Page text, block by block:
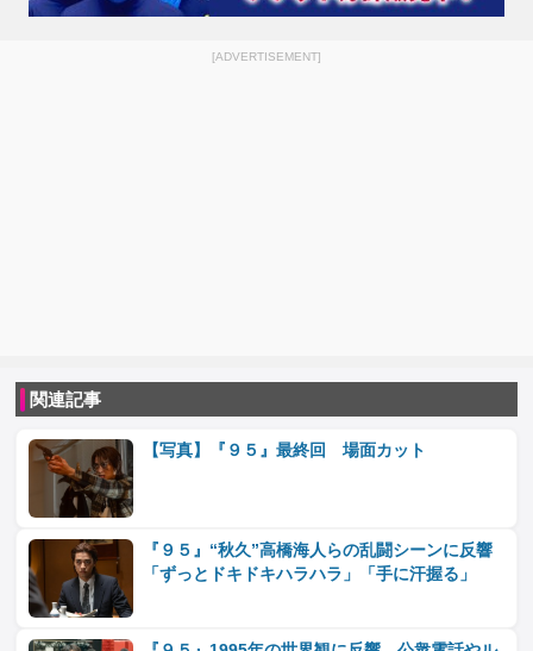
[ADVERTISEMENT]
関連記事
【写真】『９５』最終回 場面カット
『９５』“秋久”高橋海人らの乱闘シーンに反響
「ずっとドキドキハラハラ」「手に汗握る」